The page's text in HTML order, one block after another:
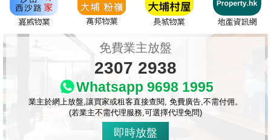
免費業主放盤
2307 2938
Whatsapp 9698 1995
業主於網上放盤,讓買家或租客直接查閱, 免費廣告,不需付佣。
(若業主不需代理服務,可選擇代理免問)
即時放盤